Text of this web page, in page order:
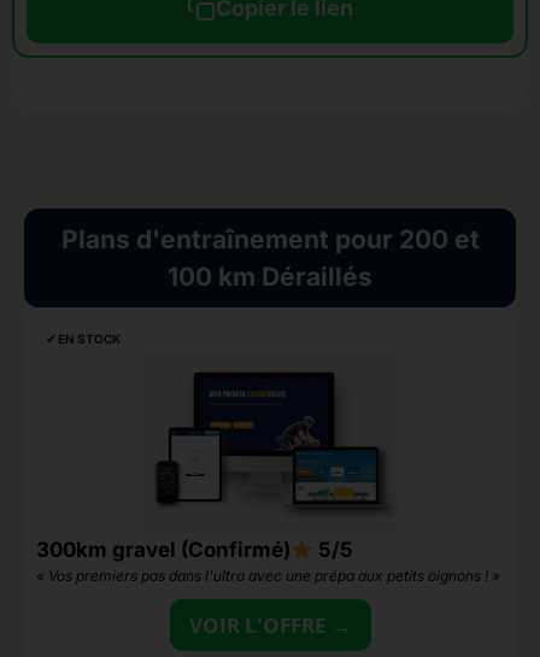
Copier le lien
Plans d'entraînement pour 200 et
100 km Déraillés
✔︎ EN STOCK
300km gravel (Confirmé) 5/5
« Vos premiers pas dans l’ultra avec une prépa aux petits oignons ! »
VOIR L'OFFRE →